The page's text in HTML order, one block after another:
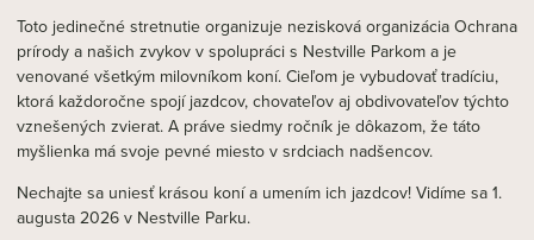
Toto jedinečné stretnutie organizuje nezisková organizácia Ochrana
prírody a našich zvykov v spolupráci s Nestville Parkom a je
venované všetkým milovníkom koní. Cieľom je vybudovať tradíciu,
ktorá každoročne spojí jazdcov, chovateľov aj obdivovateľov týchto
vznešených zvierat. A práve siedmy ročník je dôkazom, že táto
myšlienka má svoje pevné miesto v srdciach nadšencov.
Nechajte sa uniesť krásou koní a umením ich jazdcov! Vidíme sa 1.
augusta 2026 v Nestville Parku.